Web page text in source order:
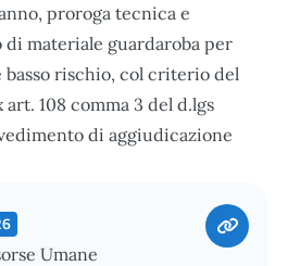
proroga tecnica e
di materiale guardaroba per
basso rischio, col criterio del
108 comma 3 del d.lgs
di aggiudicazione
Umane